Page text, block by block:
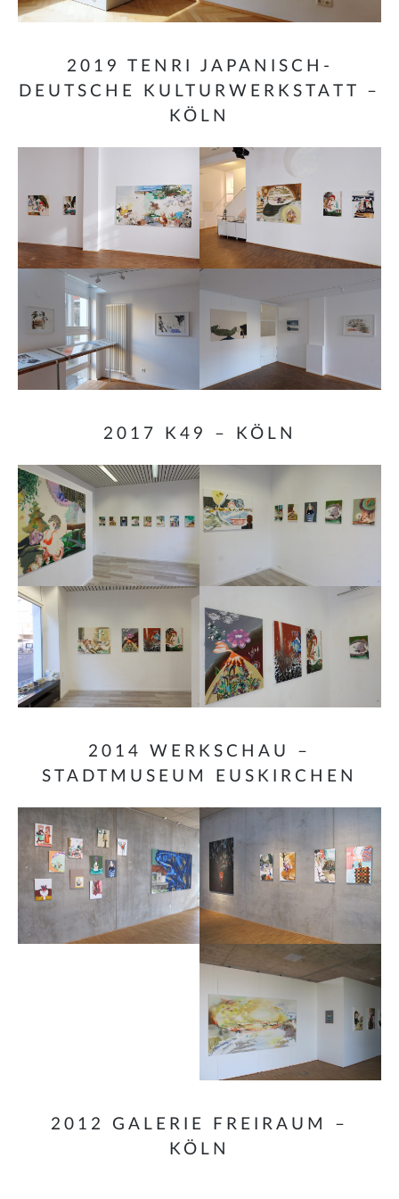
2019 TENRI JAPANISCH-
DEUTSCHE KULTURWERKSTATT –
KÖLN
2017 K49 – KÖLN
2014 WERKSCHAU –
STADTMUSEUM EUSKIRCHEN
2012 GALERIE FREIRAUM –
KÖLN